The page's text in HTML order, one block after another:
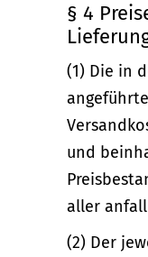
§ 4
(1) Die in
und
aller
(2) Der